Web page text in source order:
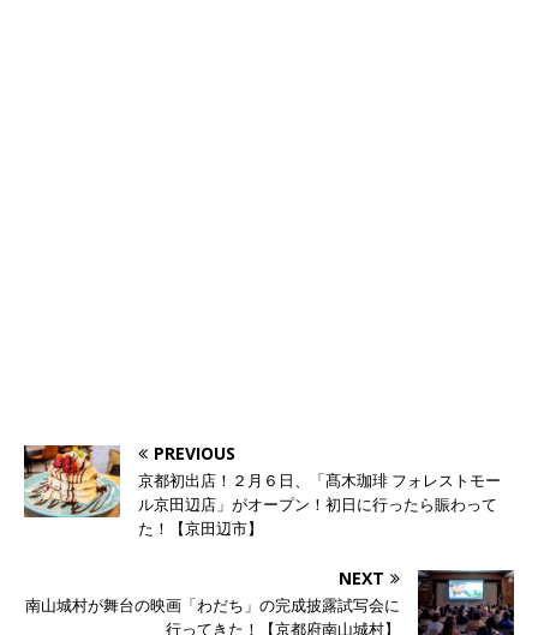
PREVIOUS
京都初出店！２月６日、「髙木珈琲 フォレストモー
ル京田辺店」がオープン！初日に行ったら賑わって
た！【京田辺市】
NEXT
南山城村が舞台の映画「わだち」の完成披露試写会に
行ってきた！【京都府南山城村】